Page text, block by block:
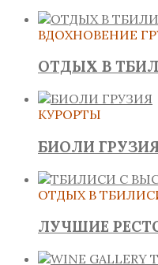
ВДОХНОВЕНИЕ
ОТДЫХ В
КУРОРТЫ
БИОЛИ ГРУЗИЯ
ОТДЫХ В
ЛУЧШИЕ